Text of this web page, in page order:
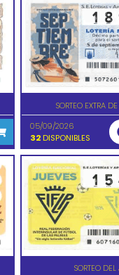
SORTEO EXTRA
05/09/2026
32DISPONIBLES
SORTEO DEL